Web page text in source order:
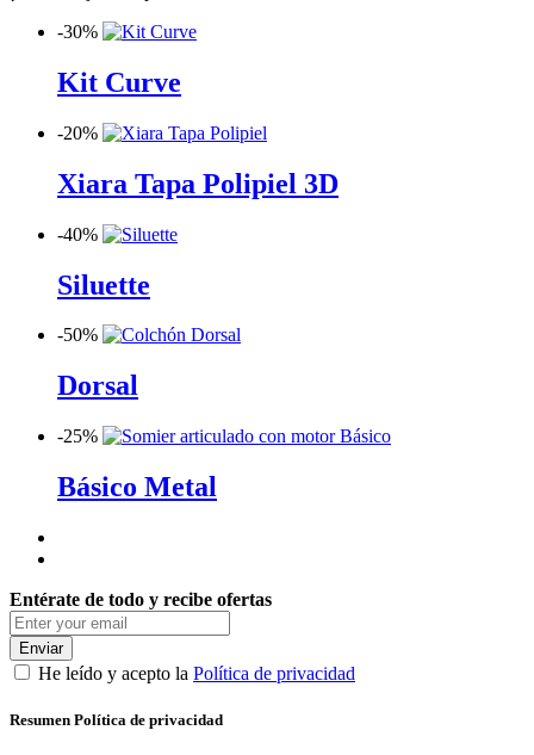
-30%
Kit Curve
-20%
Xiara Tapa Polipiel 3D
-40%
Siluette
-50%
Dorsal
-25%
Básico Metal
Entérate de todo y recibe ofertas
Enviar
He leído y acepto la Política de privacidad
Resumen Política de privacidad